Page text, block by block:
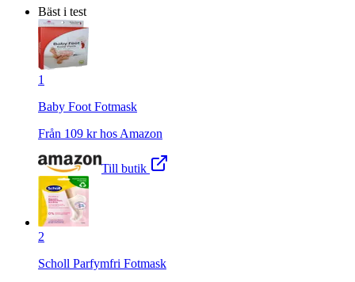
Bäst i test
1
Baby Foot Fotmask
Från 109 kr hos Amazon
Till butik
2
Scholl Parfymfri Fotmask